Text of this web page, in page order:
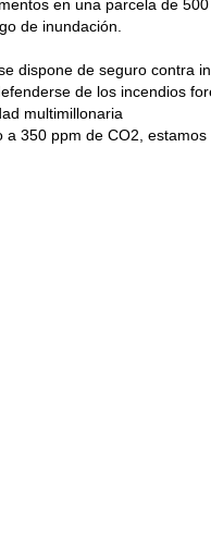
en una parcela de
de inundación.
dispone de seguro contra
de los incendios
multimillonaria
a 350 ppm de CO2,